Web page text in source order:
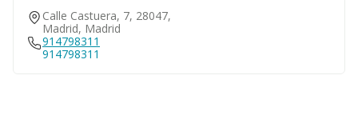
Calle Castuera, 7, 28047,
Madrid, Madrid
914798311
914798311